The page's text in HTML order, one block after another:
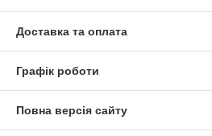
Доставка та оплата
Графік роботи
Повна версія сайту